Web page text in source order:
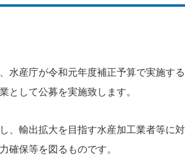
水産庁が令和元年度補正予算で実施す
として公募を実施致します。
、輸出拡大を目指す水産加工業者等に
確保等を図るものです。